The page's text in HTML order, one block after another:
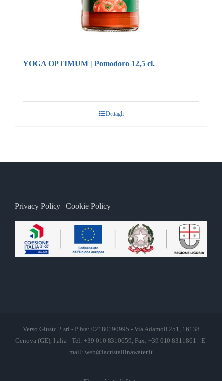
YOGA OPTIMUM | Pomodoro 12,5 cl.
Dettagli
Privacy Policy | Cookie Policy
Verso Giusto 2 srl - P.Iva: 02180390995 - Via Adamoli 251, 16138
Genova (GE), Italia - Tel: +39 010 8310659, Fax: +39 010 8311861 - E-
mail: web@lacristallinawater.it